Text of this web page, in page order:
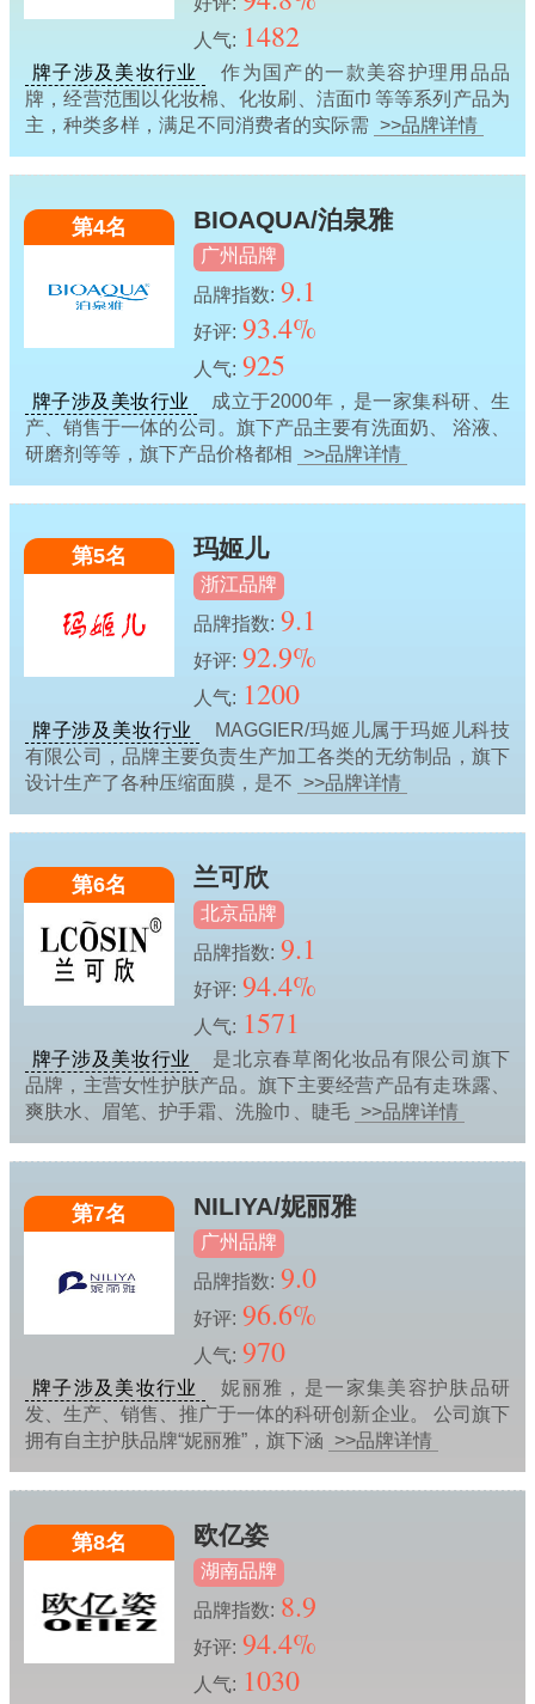
人气: 1482
牌子涉及美妆行业
作为国产的一款美容护理用品品
牌，经营范围以化妆棉、化妆刷、洁面巾等等系列产品为
主，种类多样，满足不同消费者的实际需 >>品牌详情
第4名 BIOAQUA/泊泉雅
广州品牌
品牌指数: 9.1
好评: 93.4%
人气: 925
牌子涉及美妆行业
成立于2000年，是一家集科研、生
产、销售于一体的公司。旗下产品主要有洗面奶、 浴液、
研磨剂等等，旗下产品价格都相 >>品牌详情
第5名 玛姬儿
浙江品牌
品牌指数: 9.1
好评: 92.9%
人气: 1200
牌子涉及美妆行业
MAGGIER/玛姬儿属于玛姬儿科技
有限公司，品牌主要负责生产加工各类的无纺制品，旗下
设计生产了各种压缩面膜，是不 >>品牌详情
第6名 兰可欣
北京品牌
品牌指数: 9.1
好评: 94.4%
人气: 1571
牌子涉及美妆行业
是北京春草阁化妆品有限公司旗下
品牌，主营女性护肤产品。旗下主要经营产品有走珠露、
爽肤水、眉笔、护手霜、洗脸巾、睫毛 >>品牌详情
第7名 NILIYA/妮丽雅
广州品牌
品牌指数: 9.0
好评: 96.6%
人气: 970
牌子涉及美妆行业
妮丽雅，是一家集美容护肤品研
发、生产、销售、推广于一体的科研创新企业。 公司旗下
拥有自主护肤品牌“妮丽雅”，旗下涵
>>品牌详情
第8名 欧亿姿
湖南品牌
品牌指数: 8.9
好评: 94.4%
人气: 1030